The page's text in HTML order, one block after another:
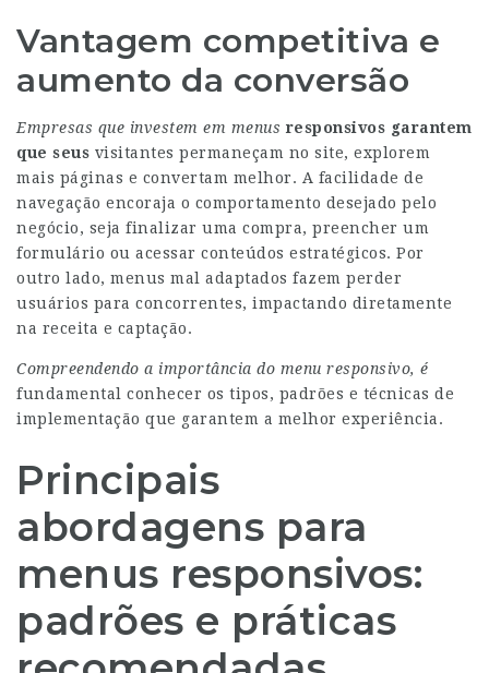
Vantagem competitiva e
aumento da conversão
Empresas que investem em menus responsivos garantem
que seus visitantes permaneçam no site, explorem
mais páginas e convertam melhor. A facilidade de
navegação encoraja o comportamento desejado pelo
negócio, seja finalizar uma compra, preencher um
formulário ou acessar conteúdos estratégicos. Por
outro lado, menus mal adaptados fazem perder
usuários para concorrentes, impactando diretamente
na receita e captação.
Compreendendo a importância do menu responsivo, é
fundamental conhecer os tipos, padrões e técnicas de
implementação que garantem a melhor experiência.
Principais
abordagens para
menus responsivos:
padrões e práticas